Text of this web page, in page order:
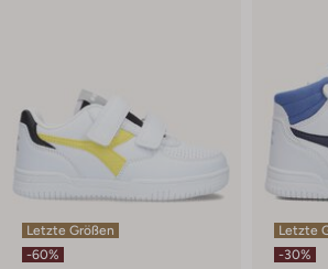
Letzte Größen
-60%
Letzte
-30%